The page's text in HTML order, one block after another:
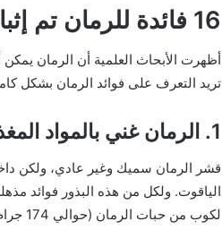
16 فائدة للرمان تم إثباتها علميا
أظهرت الأبحاث العلمية أن الرمان
تريد التعرف على فوائد الرمان بشكل
1. الرمان غني بالمواد المغذية
قشر الرمان سميك وغير عادي، ولكن
الياقوت. ولكل من هذه البذور فوائد
لكوب من حبات الرمان (حوالي 174 جرام).